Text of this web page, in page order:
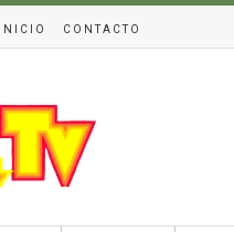
INICIO CONTACTO